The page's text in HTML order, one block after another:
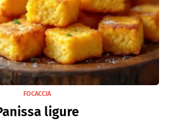
FOCACCIA
ligure